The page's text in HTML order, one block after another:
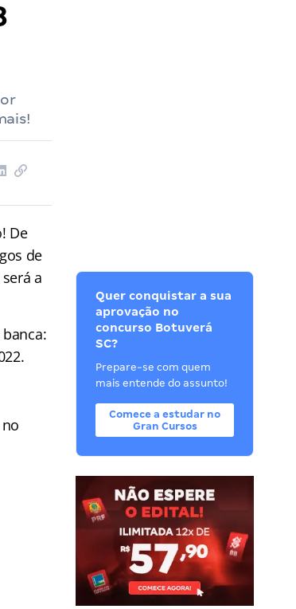
De
de
a
Quer conquistar a sua
aprovação no
concurso Botuverá
SC?
Prepare-se com quem
mais entende do assunto!
Comece a estudar no
Gran Cursos